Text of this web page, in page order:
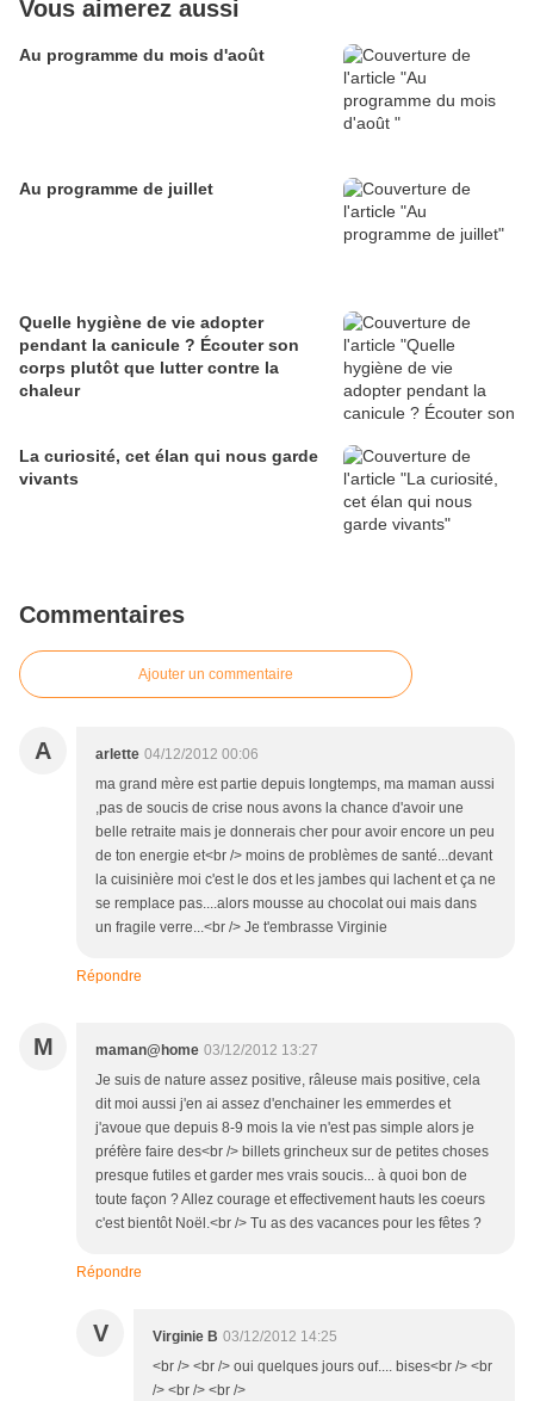
Vous aimerez aussi
Au programme du mois d'août
Au programme de juillet
Quelle hygiène de vie adopter
pendant la canicule ? Écouter son
corps plutôt que lutter contre la
chaleur
La curiosité, cet élan qui nous garde
vivants
Commentaires
Ajouter un commentaire
A arlette 04/12/2012 00:06
ma grand mère est partie depuis longtemps, ma maman aussi
,pas de soucis de crise nous avons la chance d'avoir une
belle retraite mais je donnerais cher pour avoir encore un peu
de ton energie et<br /> moins de problèmes de santé...devant
la cuisinière moi c'est le dos et les jambes qui lachent et ça ne
se remplace pas....alors mousse au chocolat oui mais dans
un fragile verre...<br /> Je t'embrasse Virginie
Répondre
M maman@home 03/12/2012 13:27
Je suis de nature assez positive, râleuse mais positive, cela
dit moi aussi j'en ai assez d'enchainer les emmerdes et
j'avoue que depuis 8-9 mois la vie n'est pas simple alors je
préfère faire des<br /> billets grincheux sur de petites choses
presque futiles et garder mes vrais soucis... à quoi bon de
toute façon ? Allez courage et effectivement hauts les coeurs
c'est bientôt Noël.<br /> Tu as des vacances pour les fêtes ?
Répondre
V Virginie B 03/12/2012 14:25
<br /> <br /> oui quelques jours ouf.... bises<br /> <br
/> <br /> <br />